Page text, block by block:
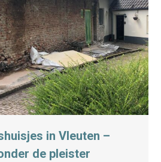
in Vleuten –
de pleister